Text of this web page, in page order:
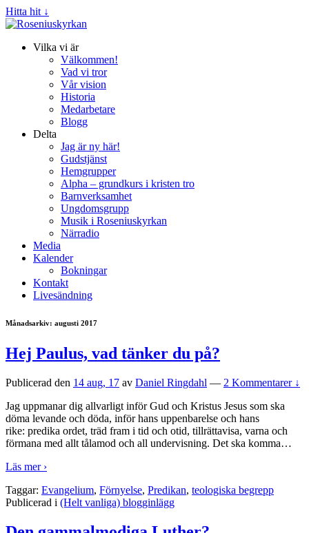
Hitta hit ↓
Vilka vi är
Välkommen!
Vad vi tror
Vår vision
Historia
Medarbetare
Blogg
Delta
Jag är ny här!
Gudstjänst
Hemgrupper
Alpha – grundkurs i kristen tro
Barnverksamhet
Ungdomsgrupp
Musik i Roseniuskyrkan
Närradio
Media
Kalender
Bokningar
Kontakt
Livesändning
Månadsarkiv: augusti 2017
Hej Paulus, vad tänker du på?
Publicerad den 14 aug, 17 av Daniel Ringdahl — 2 Kommentarer ↓
Jag uppmanar dig allvarligt inför Gud och Kristus Jesus som ska
döma levande och döda, inför hans uppenbarelse och hans
rike: predika ordet, träd fram i tid och otid, tillrättavisa, varna och
förmana med allt tålamod och all undervisning. Det ska komma…
Läs mer ›
Taggar: Evangelium, Förnyelse, Predikan, teologiska begrepp
Publicerad i (Helt vanliga) blogginlägg